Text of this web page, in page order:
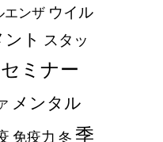
エンザ ウイル
ト スタッ
セミナー
メンタル
免疫力 冬 季